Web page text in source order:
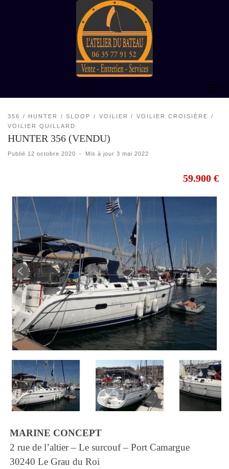
356 HUNTER SLOOP VOILIER
VOILIER CROISIÈRE
VOILIER QUILLARD
HUNTER 356 (VENDU)
Publié 12 octobre 2020 - Mis à jour 3 mai 2022
59.900 €
MARINE CONCEPT
2 rue de l’altier – Le surcouf – Port Camargue
30240 Le Grau du Roi